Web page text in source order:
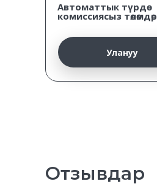
Улануу
Автоматтык түрдө
комиссиясыз төлөмдөр
Отзывдар